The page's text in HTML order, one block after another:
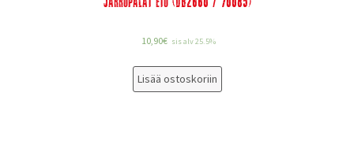
10,90€ sis alv 25.5%
Lisää ostoskoriin